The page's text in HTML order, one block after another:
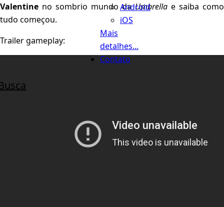
Android
iOS
Mais
detalhes...
Contato
Valentine no sombrio mundo daUmbrella e saiba como
tudo começou.
Trailer gameplay: